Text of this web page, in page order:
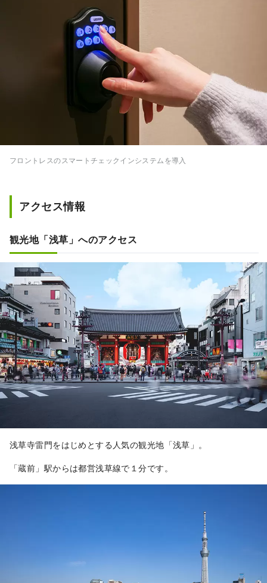
フロントレスのスマートチェックインシステムを導入
アクセス情報
観光地「浅草」へのアクセス
浅草寺雷門をはじめとする人気の観光地「浅草」。
「蔵前」駅からは都営浅草線で１分です。